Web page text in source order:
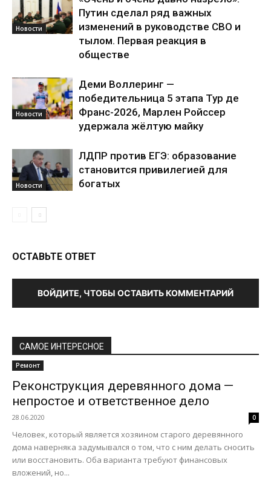
Новости
Путин сделал ряд важных
изменений в руководстве СВО и
тылом. Первая реакция в
обществе
Новости
Деми Воллеринг —
победительница 5 этапа Тур де
Франс-2026, Марлен Ройссер
удержала жёлтую майку
Новости
ЛДПР против ЕГЭ: образование
становится привилегией для
богатых
ОСТАВЬТЕ ОТВЕТ
ВОЙДИТЕ, ЧТОБЫ ОСТАВИТЬ КОММЕНТАРИЙ
САМОЕ ИНТЕРЕСНОЕ
Ремонт
Реконструкция деревянного дома —
непростое и ответственное дело
28.06.2020 0
Человек, который является хозяином старого деревянного
дома наверняка задумывался о том, что с ним делать сносить
или восстановить. Оба варианта требуют финансовых
вложений, но...